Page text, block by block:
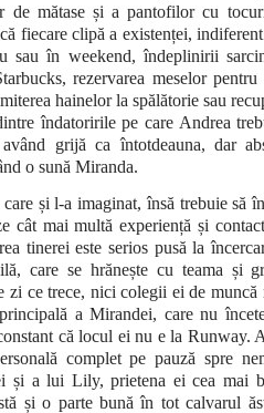
de mătase și a pantofilor cu
fiecare clipă a existenței,
sau în weekend, îndeplinirii
rezervarea meselor
hainelor la spălătorie sau
îndatoririle pe care Andrea
grijă ca întotdeauna, dar
o sună Miranda.
și l-a imaginat, însă trebuie să
cât mai multă experiență și
tinerei este serios pusă la
care se hrănește cu teama și
zi ce trece, nici colegii ei de muncă
a Mirandei, care nu
că locul ei nu e la Runway.
complet pe pauză spre
și a lui Lily, prietena ei cea mai
și o parte bună în tot calvarul